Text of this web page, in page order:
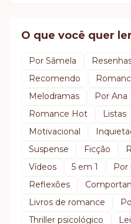
O que você quer
Por Sâmela
Recomendo
Melodramas
Por Ana
Romance Hot
Listas
Motivacional
Suspense
Ficção
Vídeos
5 em 1 Por
Reflexões
Livros de romance
Thriller psicológico